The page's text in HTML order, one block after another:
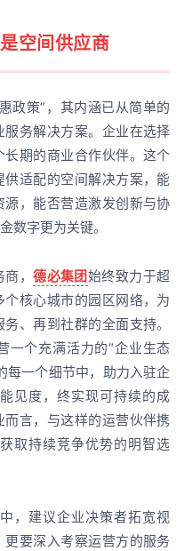
空间供应商
政策”，其内涵已从简单的
务解决方案。企业在选择
期的商业合作伙伴。这个
适配的空间解决方案，能
，能否营造激发创新与协
数字更为关键。
商，德必集团始终致力于超
核心城市的园区网络，为
、再到社群的全面支持。
一个充满活力的“企业生态
每一个细节中，助力入驻企
见度，终实现可持续的成
言，与这样的运营伙伴携
取持续竞争优势的明智选
，建议企业决策者拓宽视
要深入考察运营方的服务